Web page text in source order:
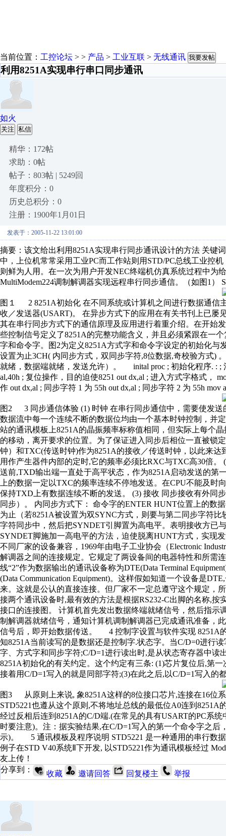
当前位置： 工控论坛 > > 产品 > 工业互联 > 无线通讯 我要发帖
利用8251A实现串行串口同步通讯
如火
关注 私信
精华：172帖
求助：0帖
帖子：803帖 | 5249回
年度积分：0
历史总积分：0
注册：1900年1月01日
发表于：2005-11-22 13:01:00
摘要：该文给出利用8251A实现串行同步通讯设计的方法 关
中，上位机常常采用工业PC而工作站则用STD/PC总线工业控
则鲜为人用。在一次为用户开发NEC终端机仿真系统过程中为
MultiModem224调制解调器实现远程串行同步通信。（如图1）
图１ 2 8251A初始化 在不同系统或计算机之间进行数据通信
收／发送器(USART)。 在异步方式下的应用在有关书刊上已
其在串行同步方式下的通信原理及应用进行着重介绍。在开始
些控制信号定义了8251A的完整功能含义，并且必须紧跟在一
字和命令字。图2为定义8251A方式字和命令字设定的初始化
设置为止3CH( 内同步方式，双同步字符,8位数据,奇校验方式)
就绪，数据端就绪，发送允许）。 inital proc ; 初始化程序. : ;
al,40h ; 复位操作，目的迫使8251 out dx,al ; 进入方式字格式，
作 out dx,al ; 同步字符 1 为 55h out dx,al ; 同步字符 2 为 55h mov
图2 3 同步通信体验 (1) 时钟 在串行同步通信中，需要使发
数据流中每一个连续不断的数据位均由一个基本时钟控制，并
站的通讯模板上8251A的晶振频率标称值相同，但实际上每个
的移动，离开要求的位置。为了保证进入同步后相位一直被锁
钟）和TXC(传送时钟)作为8251A的接收／传送时钟，以此来
用作产生器件内部的定时,它的频率必须比RXC与TXC高30倍
送前,TXD输出端一直处于高平状态，作为8251A启动发送的第
上的数据一定以TXC的频率连续不停地发送。在CPU不能及
保持TXD上有数据连续不断的发送。 (3) 接收 同步接收有外同
同步）。 内同步方式下： 命令字的ENTER HUNT位置上的数
为止（若8251A被设置为双SYNC方式，则要与第二同步字符
字符同步中，然后把SYNDET引脚置为高电平。表明接收方已
SYNDET脚施加一高电平的方法，迫使脱离HUNT方式，实现
不同厂家的设备兼容，1969年由电子工业协会（Electronic
解调器之间的连接规定。它规定了两设备间的电器特性和所需
线“2”作为数据输出的通讯设备称为DTE(Data Terminal
(Data Communication Equipment)。这样假如知道一个设备是
来。这就是公认的直接连接。但厂家不一定总遵守这个规定，
接两个通讯设备时,最有效的方法是根据RS232-C出脚的名称,
接口的连接图。 计算机首先发出数据终端就绪信号，然后指
制解调器就绪信号，通知计算机调制解调器已完成通讯准备，
信号后，即开始数据传送。 4 控制字设置与软件实现 8251A
知8251A当前读写的是数据还是控制字.状态字。当C/D=0进行
字、方式字和同步字符;C/D=1进行读出时,是从状态寄存器中
8251A初始化的有关约定。这个约定有三条: (1)芯片复位后,第
接着用C/D=1写入的就是同部字符;(3)在此之后,以C/D=1写入的
图3 从原则上来说, 象8251A这样的8位接口芯片,连接在16位
STD5221也遵从这个原则,不将地址总线的最低位A0连到
经过反相后连到8251A的C/D端.(在常见的具有USART的PC系
时要注意)。注：据实验结果,在C/D=1写入的第一个命令字之
示)。 5 通讯模板及程序说明 STD5221 是一种通用的串行数
例子在STD V40系统Ⅱ下开发, 以STD5221作为通讯模板经过
友上传！
分享到：
收藏 邀请回答 回复楼主 举报